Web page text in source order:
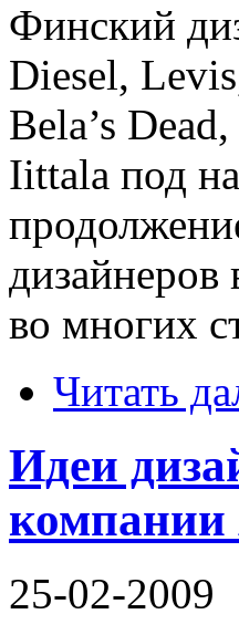
Финский
Diesel,
Bela’s
Iittala под
во многих
Читать
Идеи
25-02-2009